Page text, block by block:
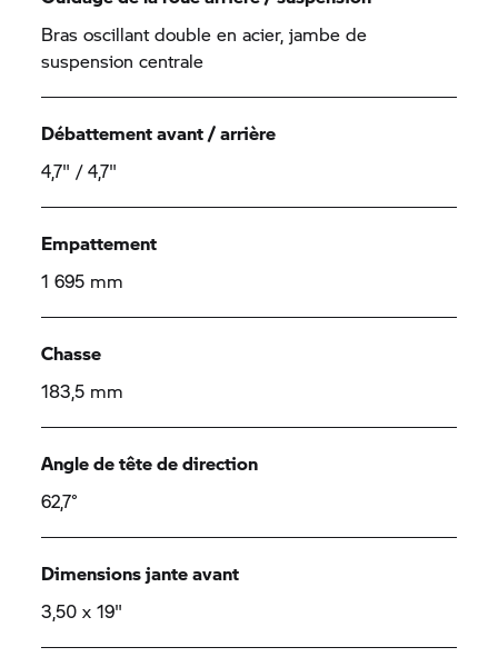
Bras oscillant double en acier, jambe de
suspension centrale
Débattement avant / arrière
4,7" / 4,7"
Empattement
1 695 mm
Chasse
183,5 mm
Angle de tête de direction
62,7°
Dimensions jante avant
3,50 x 19"